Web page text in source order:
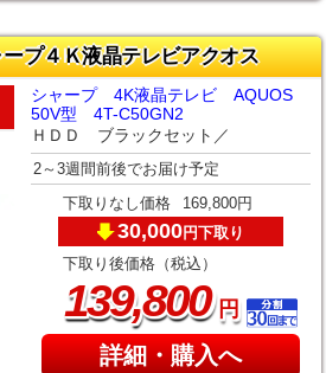
プ４Ｋ液晶テレビアクオス
シャープ 4K液晶テレビ AQUOS
50V型 4T-C50GN2
ＨＤＤ ブラックセット／
2～3週間前後でお届け予定
下取りなし価格 169,800円
30,000円下取り
下取り後価格（税込）
139,800円
詳細・購入へ